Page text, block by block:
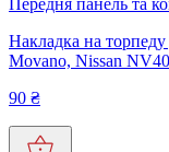
Передня панель та
Накладка на
Movano, Nissan
90 ₴